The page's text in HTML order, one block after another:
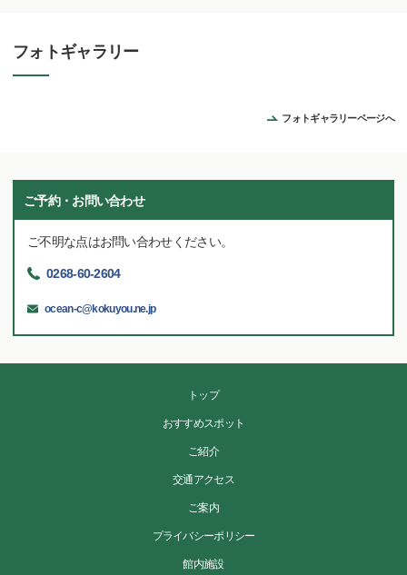
フォトギャラリー
フォトギャラリーページへ
ご予約・お問い合わせ
ご不明な点はお問い合わせください。
0268-60-2604
ocean-c@kokuyou.ne.jp
トップ
おすすめスポット
ご紹介
交通アクセス
ご案内
プライバシーポリシー
館内施設